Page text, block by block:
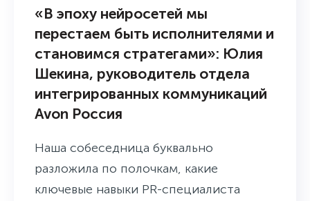
«В эпоху нейросетей мы
перестаем быть исполнителями и
становимся стратегами»: Юлия
Шекина, руководитель отдела
интегрированных коммуникаций
Avon Россия
Наша собеседница буквально
разложила по полочкам, какие
ключевые навыки PR-специалиста